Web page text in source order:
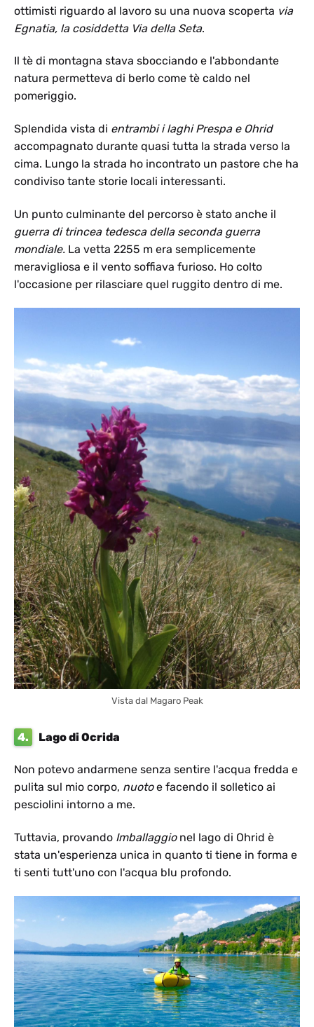
ottimisti riguardo al lavoro su una nuova scoperta via
Egnatia, la cosiddetta Via della Seta.
Il tè di montagna stava sbocciando e l'abbondante
natura permetteva di berlo come tè caldo nel
pomeriggio.
Splendida vista di entrambi i laghi Prespa e Ohrid
accompagnato durante quasi tutta la strada verso la
cima. Lungo la strada ho incontrato un pastore che ha
condiviso tante storie locali interessanti.
Un punto culminante del percorso è stato anche il
guerra di trincea tedesca della seconda guerra
mondiale. La vetta 2255 m era semplicemente
meravigliosa e il vento soffiava furioso. Ho colto
l'occasione per rilasciare quel ruggito dentro di me.
Vista dal Magaro Peak
4. Lago di Ocrida
Non potevo andarmene senza sentire l'acqua fredda e
pulita sul mio corpo, nuotoe facendo il solletico ai
pesciolini intorno a me.
Tuttavia, provando Imballaggio nel lago di Ohrid è
stata un'esperienza unica in quanto ti tiene in forma e
ti senti tutt'uno con l'acqua blu profondo.